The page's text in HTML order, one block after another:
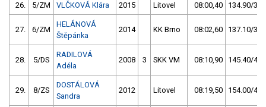
26. 5/ZM VLČKOVÁ Klára 2015 Litovel 08:00,40 134.90/
27. 6/ZM
HELÁNOVÁ
Štěpánka
2014 KK Brno 08:02,60 137.10/
28. 5/DS
RADILOVÁ
Adéla
2008 3 SKK VM 08:10,90 145.40/
29. 8/ZS
DOSTÁLOVÁ
Sandra
2012 Litovel 08:19,50 154.00/